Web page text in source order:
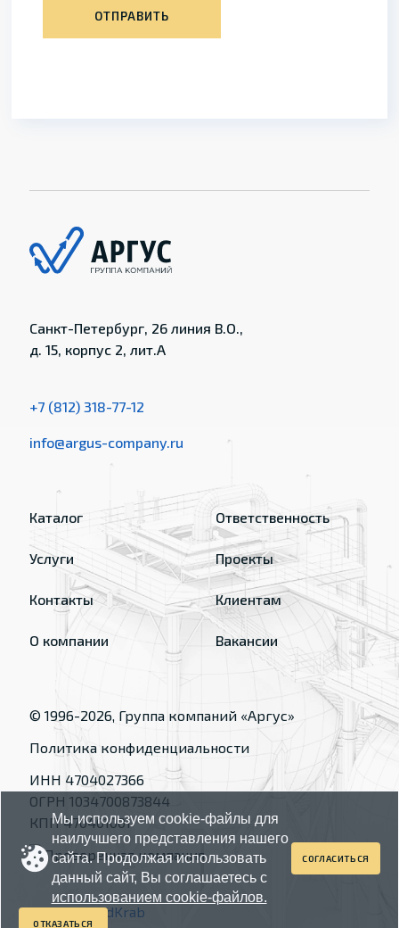
ОТПРАВИТЬ
Санкт-Петербург, 26 линия В.О.,
д. 15, корпус 2, лит.А
+7 (812) 318-77-12
info@argus-company.ru
Каталог
Услуги
Контакты
О компании
Ответственность
Проекты
Клиентам
Вакансии
© 1996-2026, Группа компаний «Аргус»
Политика конфиденциальности
ИНН 4704027366
ОГРН 1034700873844
КПП 470401001
Made byRedKrab
Мы используем cookie-файлы для
наилучшего представления нашего
сайта. Продолжая использовать
данный сайт, Вы соглашаетесь с
использованием cookie-файлов.
СОГЛАСИТЬСЯ
ОТКАЗАТЬСЯ